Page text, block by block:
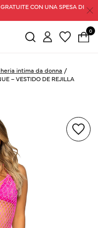
CON UNA SPESA DI
0
intima da donna /
– VESTIDO DE REJILLA